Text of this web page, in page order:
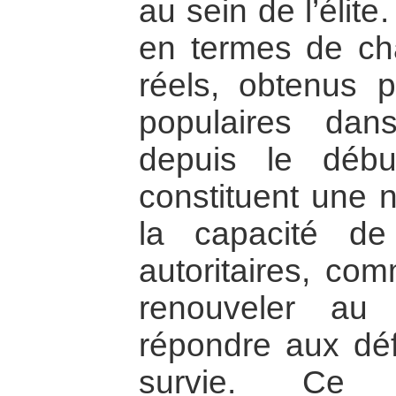
au sein de
en termes de
réels, obtenus
populaires
depuis le
constituent une
la capacité de
autoritaires,
renouveler
répondre aux
survie. Ce